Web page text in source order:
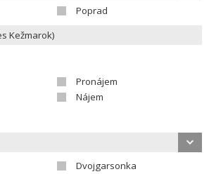
Poprad
Pronájem
Nájem
Dvojgarsonka